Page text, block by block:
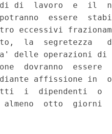
di  lavoro  e  il
essere
eccessivi
la  segretezza
delle operazioni di
dovranno  essere
affissione in
i  dipendenti  o
otto  giorni